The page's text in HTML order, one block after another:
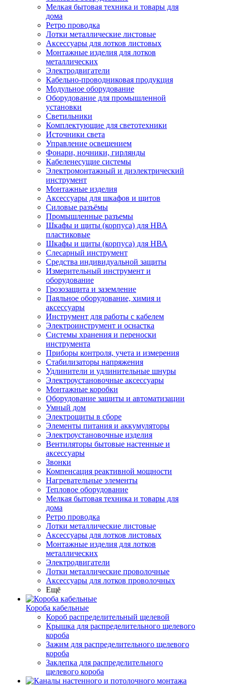
Мелкая бытовая техника и товары для
дома
Ретро проводка
Лотки металлические листовые
Аксессуары для лотков листовых
Монтажные изделия для лотков
металлических
Электродвигатели
Кабельно-проводниковая продукция
Модульное оборудование
Оборудование для промышленной
установки
Светильники
Комплектующие для светотехники
Источники света
Управление освещением
Фонари, ночники, гирлянды
Кабеленесущие системы
Электромонтажный и диэлектрический
инструмент
Монтажные изделия
Аксессуары для шкафов и щитов
Силовые разъёмы
Промышленные разъемы
Шкафы и щиты (корпуса) для НВА
пластиковые
Шкафы и щиты (корпуса) для НВА
Слесарный инструмент
Средства индивидуальной защиты
Измерительный инструмент и
оборудование
Грозозащита и заземление
Паяльное оборудование, химия и
аксессуары
Инструмент для работы с кабелем
Электроинструмент и оснастка
Системы хранения и переноски
инструмента
Приборы контроля, учета и измерения
Стабилизаторы напряжения
Удлинители и удлинительные шнуры
Электроустановочные аксессуары
Монтажные коробки
Оборудование защиты и автоматизации
Умный дом
Электрощиты в сборе
Элементы питания и аккумуляторы
Электроустановочные изделия
Вентиляторы бытовые настенные и
аксессуары
Звонки
Компенсация реактивной мощности
Нагревательные элементы
Тепловое оборудование
Мелкая бытовая техника и товары для
дома
Ретро проводка
Лотки металлические листовые
Аксессуары для лотков листовых
Монтажные изделия для лотков
металлических
Электродвигатели
Лотки металлические проволочные
Аксессуары для лотков проволочных
Ещё
Короба кабельные
Короб распределительный щелевой
Крышка для распределительного щелевого
короба
Зажим для распределительного щелевого
короба
Заклепка для распределительного
щелевого короба